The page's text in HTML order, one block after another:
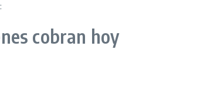
cobran hoy